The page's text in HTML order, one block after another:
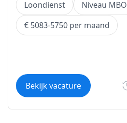
Loondienst
Niveau MBO
€ 5083-5750 per maand
Bekijk vacature